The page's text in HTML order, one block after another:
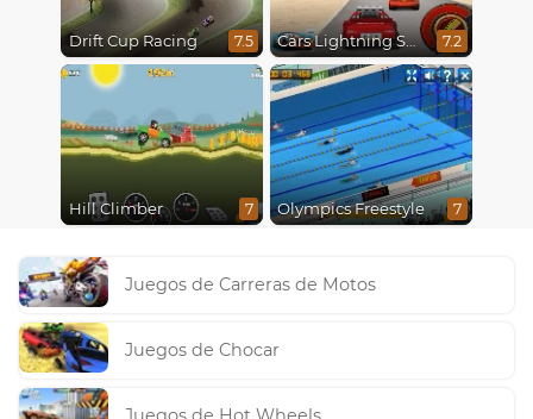
Drift Cup Racing 7.5 Cars Lightning Speed 7.2
Hill Climber 7 Olympics Freestyle 7
Juegos de Carreras de Motos
Juegos de Chocar